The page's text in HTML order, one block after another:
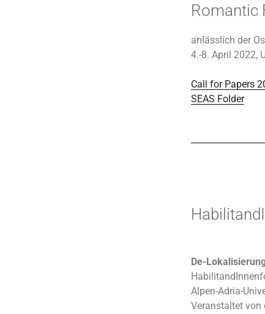
Romantic
anlässlich der
4.-8. April 2022,
Call for Papers
SEAS Folder
De-
Alpen-Adria-
Veranstaltet von